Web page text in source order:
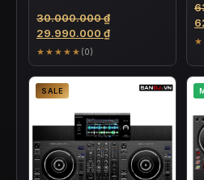
30.000.000₫Giá
gốc
30.000.000 ₫.
29.990.000 ₫Giá
tại
là:
29.990.000 ₫.
★★★★★ (0)
SALE